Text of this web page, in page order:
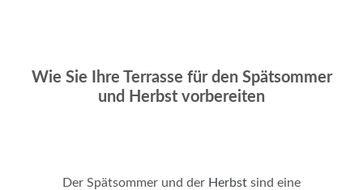
Wie Sie Ihre Terrasse für den Spätsommer
und Herbst vorbereiten
Der Spätsommer und der Herbst sind eine